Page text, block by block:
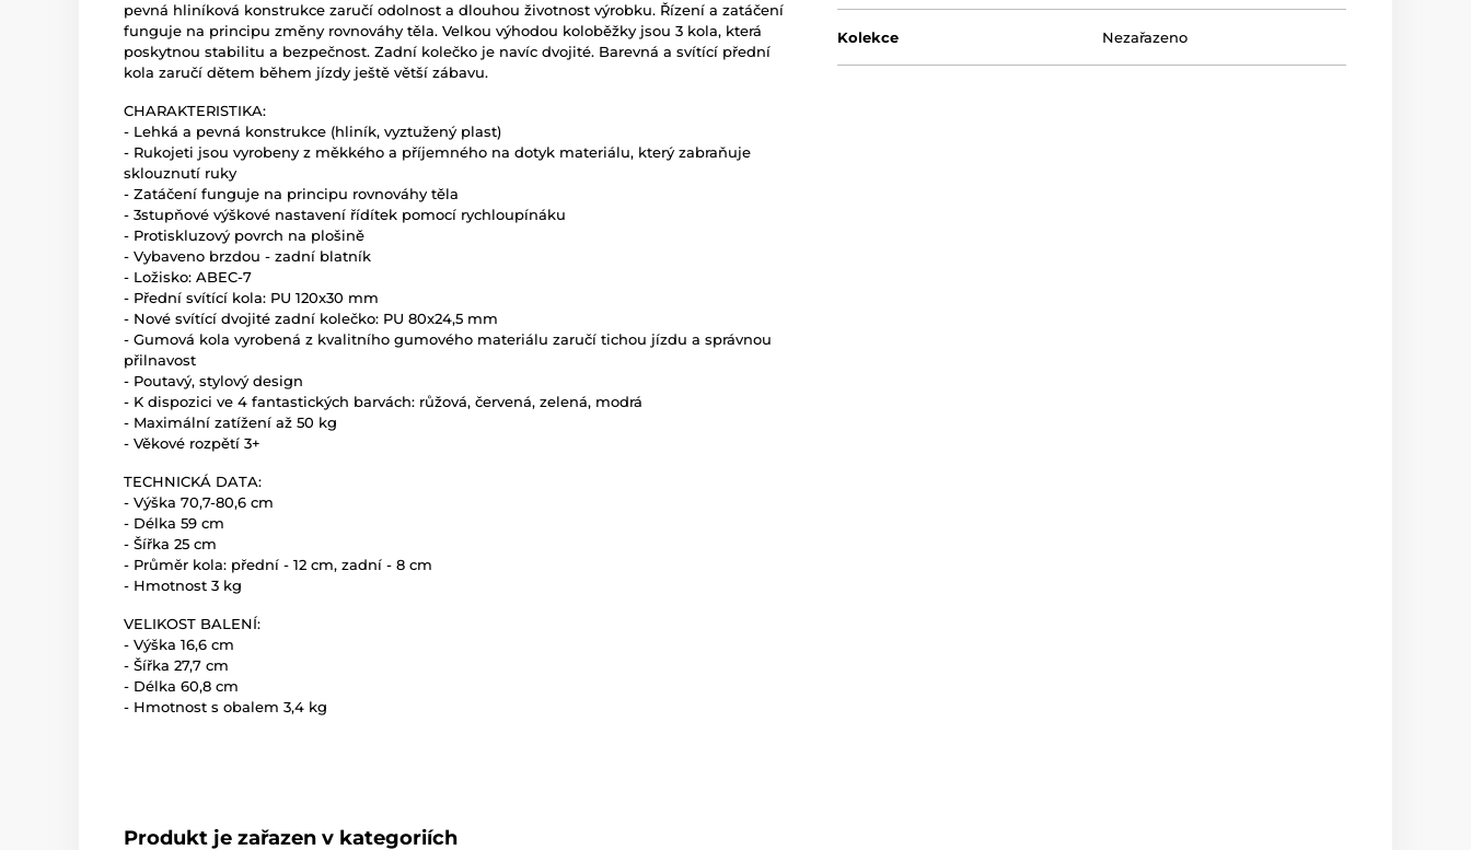
pevná hliníková konstrukce zaručí odolnost a dlouhou životnost výrobku. Řízení a zatáčení
funguje na principu změny rovnováhy těla. Velkou výhodou koloběžky jsou 3 kola, která
poskytnou stabilitu a bezpečnost. Zadní kolečko je navíc dvojité. Barevná a svítící přední
kola zaručí dětem během jízdy ještě větší zábavu.
CHARAKTERISTIKA:
- Lehká a pevná konstrukce (hliník, vyztužený plast)
- Rukojeti jsou vyrobeny z měkkého a příjemného na dotyk materiálu, který zabraňuje
sklouznutí ruky
- Zatáčení funguje na principu rovnováhy těla
- 3stupňové výškové nastavení řídítek pomocí rychloupínáku
- Protiskluzový povrch na plošině
- Vybaveno brzdou - zadní blatník
- Ložisko: ABEC-7
- Přední svítící kola: PU 120x30 mm
- Nové svítící dvojité zadní kolečko: PU 80x24,5 mm
- Gumová kola vyrobená z kvalitního gumového materiálu zaručí tichou jízdu a správnou
přilnavost
- Poutavý, stylový design
- K dispozici ve 4 fantastických barvách: růžová, červená, zelená, modrá
- Maximální zatížení až 50 kg
- Věkové rozpětí 3+
TECHNICKÁ DATA:
- Výška 70,7-80,6 cm
- Délka 59 cm
- Šířka 25 cm
- Průměr kola: přední - 12 cm, zadní - 8 cm
- Hmotnost 3 kg
VELIKOST BALENÍ:
- Výška 16,6 cm
- Šířka 27,7 cm
- Délka 60,8 cm
- Hmotnost s obalem 3,4 kg
Produkt je zařazen v kategoriích
Kolekce Nezařazeno